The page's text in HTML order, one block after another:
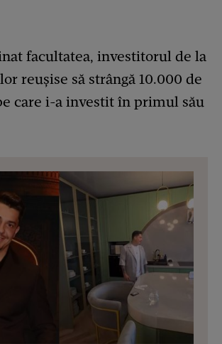
facultatea, investitorul de la
reușise să strângă 10.000 de
care i-a investit în primul său